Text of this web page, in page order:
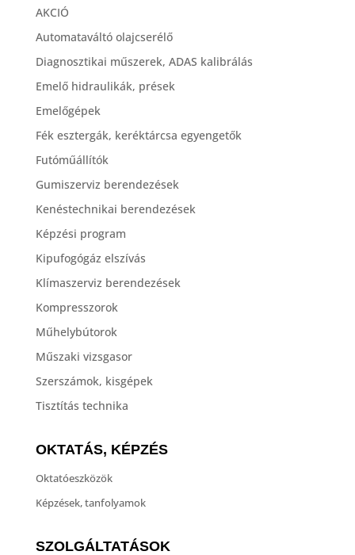
AKCIÓ
Automataváltó olajcserélő
Diagnosztikai műszerek, ADAS kalibrálás
Emelő hidraulikák, prések
Emelőgépek
Fék esztergák, keréktárcsa egyengetők
Futóműállítók
Gumiszerviz berendezések
Kenéstechnikai berendezések
Képzési program
Kipufogógáz elszívás
Klímaszerviz berendezések
Kompresszorok
Műhelybútorok
Műszaki vizsgasor
Szerszámok, kisgépek
Tisztítás technika
OKTATÁS, KÉPZÉS
Oktatóeszközök
Képzések, tanfolyamok
SZOLGÁLTATÁSOK